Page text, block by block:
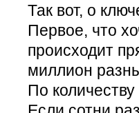
Так вот, о
Первое, что
происходит
миллион
По